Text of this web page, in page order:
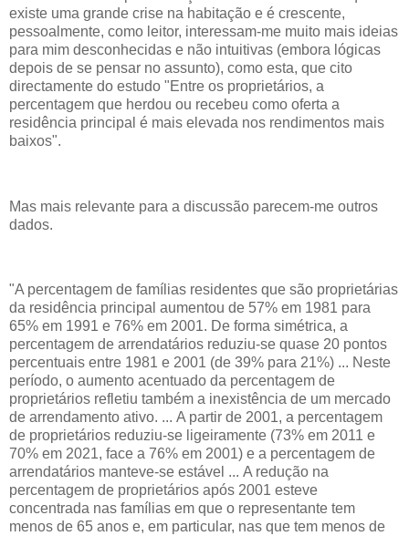
existe uma grande crise na habitação e é crescente,
pessoalmente, como leitor, interessam-me muito mais ideias
para mim desconhecidas e não intuitivas (embora lógicas
depois de se pensar no assunto), como esta, que cito
directamente do estudo "Entre os proprietários, a
percentagem que herdou ou recebeu como oferta a
residência principal é mais elevada nos rendimentos mais
baixos".
Mas mais relevante para a discussão parecem-me outros
dados.
"A percentagem de famílias residentes que são proprietárias
da residência principal aumentou de 57% em 1981 para
65% em 1991 e 76% em 2001. De forma simétrica, a
percentagem de arrendatários reduziu-se quase 20 pontos
percentuais entre 1981 e 2001 (de 39% para 21%) ... Neste
período, o aumento acentuado da percentagem de
proprietários refletiu também a inexistência de um mercado
de arrendamento ativo. ... A partir de 2001, a percentagem
de proprietários reduziu-se ligeiramente (73% em 2011 e
70% em 2021, face a 76% em 2001) e a percentagem de
arrendatários manteve-se estável ... A redução na
percentagem de proprietários após 2001 esteve
concentrada nas famílias em que o representante tem
menos de 65 anos e, em particular, nas que tem menos de